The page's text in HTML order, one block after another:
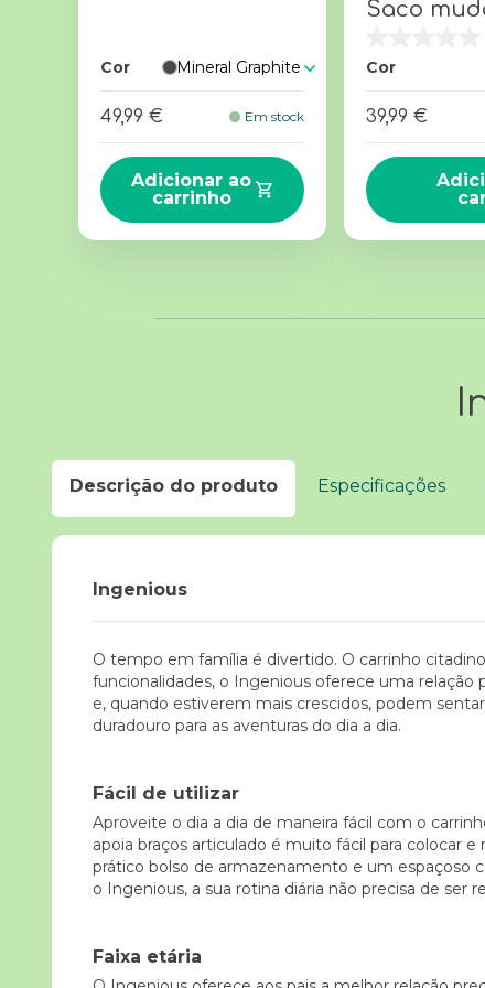
Descrição do produto
Ingenious
O tempo em família é divertido. O carrinho
funcionalidades, o Ingenious oferece uma
e, quando estiverem mais crescidos, podem
duradouro para as aventuras do dia a dia.
Fácil de utilizar
Aproveite o dia a dia de maneira fácil com o
apoia braços articulado é muito fácil para colocar
prático bolso de armazenamento e um espaçoso
o Ingenious, a sua rotina diária não precisa de
Faixa etária
Especificações
Cor Mineral Graphite
49,99 € Em stock
Adicionar ao
carrinho
Saco
Cor
39,99 €